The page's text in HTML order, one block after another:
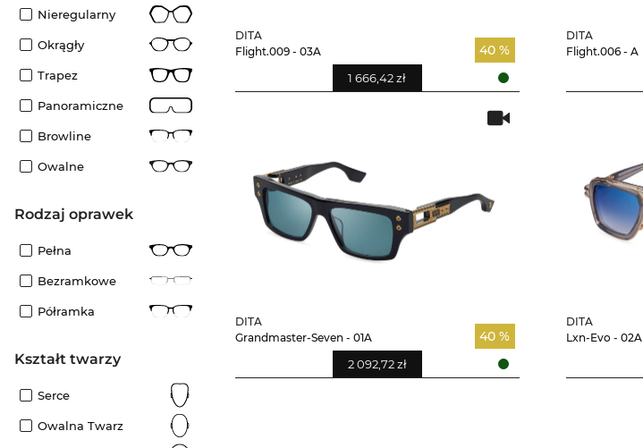
Nieregularny
Okrągły
Trapez
Panoramiczne
Browline
Owalne
rodzaj oprawek
Pełna
Bezramkowe
Półramka
kształt twarzy
Serce
Owalna Twarz
DITA
Flight.009 - 03A
40 %
1 666,42 zł
DITA
Flight.006 - A
DITA
Grandmaster-Seven - 01A
40 %
2 092,72 zł
DITA
Lxn-Evo - 02A